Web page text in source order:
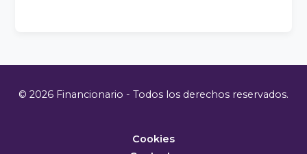
© 2026 Financionario - Todos los derechos reservados.
Cookies